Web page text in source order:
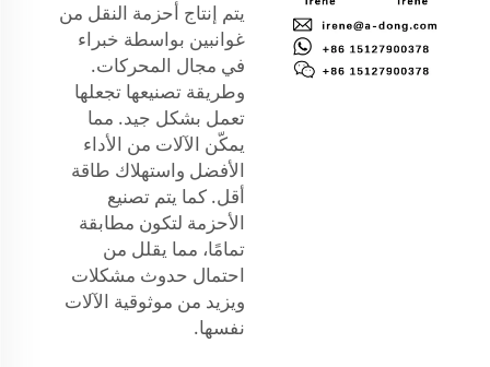
يتم إنتاج أحزمة النقل من
غوانبين بواسطة خبراء
في مجال المحركات.
وطريقة تصنيعها تجعلها
تعمل بشكل جيد. مما
يمكّن الآلات من الأداء
الأفضل واستهلاك طاقة
أقل. كما يتم تصنيع
الأحزمة لتكون مطابقة
تمامًا، مما يقلل من
احتمال حدوث مشكلات
ويزيد من موثوقية الآلات
نفسها.